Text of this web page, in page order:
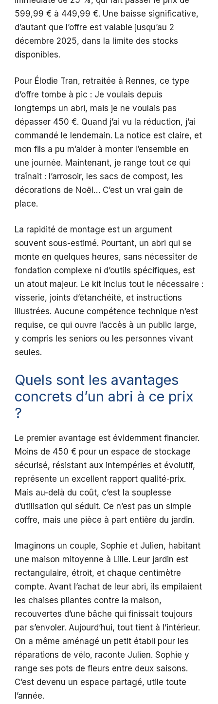
599,99 € à 449,99 €. Une baisse significative,
d’autant que l’offre est valable jusqu’au 2
décembre 2025, dans la limite des stocks
disponibles.
Pour Élodie Tran, retraitée à Rennes, ce type
d’offre tombe à pic : Je voulais depuis
longtemps un abri, mais je ne voulais pas
dépasser 450 €. Quand j’ai vu la réduction, j’ai
commandé le lendemain. La notice est claire, et
mon fils a pu m’aider à monter l’ensemble en
une journée. Maintenant, je range tout ce qui
traînait : l’arrosoir, les sacs de compost, les
décorations de Noël… C’est un vrai gain de
place.
La rapidité de montage est un argument
souvent sous-estimé. Pourtant, un abri qui se
monte en quelques heures, sans nécessiter de
fondation complexe ni d’outils spécifiques, est
un atout majeur. Le kit inclus tout le nécessaire :
visserie, joints d’étanchéité, et instructions
illustrées. Aucune compétence technique n’est
requise, ce qui ouvre l’accès à un public large,
y compris les seniors ou les personnes vivant
seules.
Quels sont les avantages
concrets d’un abri à ce prix
?
Le premier avantage est évidemment financier.
Moins de 450 € pour un espace de stockage
sécurisé, résistant aux intempéries et évolutif,
représente un excellent rapport qualité-prix.
Mais au-delà du coût, c’est la souplesse
d’utilisation qui séduit. Ce n’est pas un simple
coffre, mais une pièce à part entière du jardin.
Imaginons un couple, Sophie et Julien, habitant
une maison mitoyenne à Lille. Leur jardin est
rectangulaire, étroit, et chaque centimètre
compte. Avant l’achat de leur abri, ils empilaient
les chaises pliantes contre la maison,
recouvertes d’une bâche qui finissait toujours
par s’envoler. Aujourd’hui, tout tient à l’intérieur.
On a même aménagé un petit établi pour les
réparations de vélo, raconte Julien. Sophie y
range ses pots de fleurs entre deux saisons.
C’est devenu un espace partagé, utile toute
l’année.